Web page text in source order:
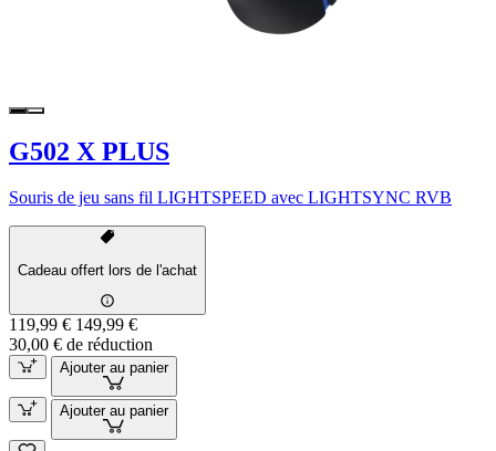
G502 X PLUS
Souris de jeu sans fil LIGHTSPEED avec LIGHTSYNC RVB
Cadeau offert lors de l'achat
119,99 € 149,99 €
30,00 € de réduction
Ajouter au panier
Ajouter au panier